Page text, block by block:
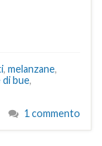
, melanzane,
bue,
1 commento